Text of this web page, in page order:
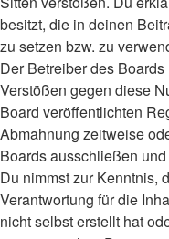
besitzt, die in deinen
zu setzen bzw. zu
Der Betreiber des
Verstößen gegen diese
Board veröffentlichten
Abmahnung zeitweise
Boards ausschließen
Du nimmst zur Kenntnis,
Verantwortung für die
nicht selbst erstellt hat